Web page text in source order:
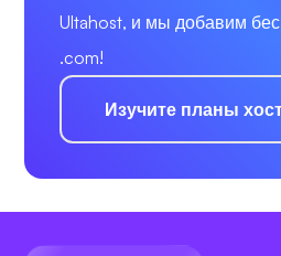
Ultahost, и мы добавим
.com!
Изучите планы